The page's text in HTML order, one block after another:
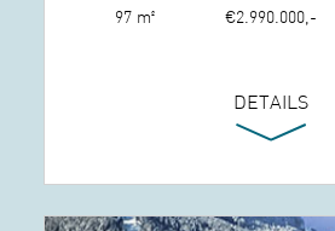
97 m² €2.990.000,-
DETAILS